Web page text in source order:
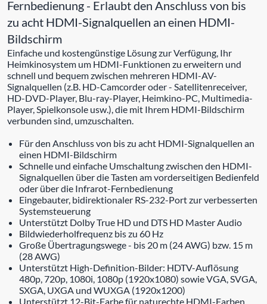
Fernbedienung - Erlaubt den Anschluss von bis
zu acht HDMI-Signalquellen an einen HDMI-
Bildschirm
Einfache und kostengünstige Lösung zur Verfügung, Ihr
Heimkinosystem um HDMI-Funktionen zu erweitern und
schnell und bequem zwischen mehreren HDMI-AV-
Signalquellen (z.B. HD-Camcorder oder - Satellitenreceiver,
HD-DVD-Player, Blu-ray-Player, Heimkino-PC, Multimedia-
Player, Spielkonsole usw.), die mit Ihrem HDMI-Bildschirm
verbunden sind, umzuschalten.
Für den Anschluss von bis zu acht HDMI-Signalquellen an
einen HDMI-Bildschirm
Schnelle und einfache Umschaltung zwischen den HDMI-
Signalquellen über die Tasten am vorderseitigen Bedienfeld
oder über die Infrarot-Fernbedienung
Eingebauter, bidirektionaler RS-232-Port zur verbesserten
Systemsteuerung
Unterstützt Dolby True HD und DTS HD Master Audio
Bildwiederholfrequenz bis zu 60 Hz
Große Übertragungswege - bis 20 m (24 AWG) bzw. 15 m
(28 AWG)
Unterstützt High-Definition-Bilder: HDTV-Auflösung
480p, 720p, 1080i, 1080p (1920x1080) sowie VGA, SVGA,
SXGA, UXGA und WUXGA (1920x1200)
Unterstützt 12-Bit-Farbe für naturechte HDMI-Farben